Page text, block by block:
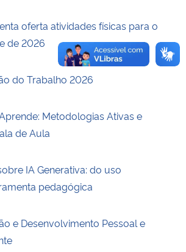
oferta atividades físicas para o
de 2026
do Trabalho 2026
Metodologias Ativas e
de Aula
IA Generativa: do uso
pedagógica
e Desenvolvimento Pessoal e